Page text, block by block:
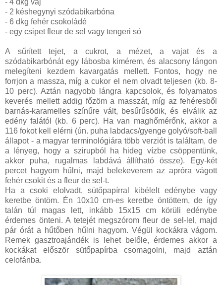
- 4 dkg vaj
- 2 késhegynyi szódabikarbóna
- 6 dkg fehér csokoládé
- egy csipet fleur de sel vagy tengeri só
A sűrített tejet, a cukrot, a mézet, a vajat és a
szódabikarbónát egy lábosba kimérem, és alacsony lángon
melegíteni kezdem kavargatás mellett. Fontos, hogy ne
forrjon a massza, míg a cukor el nem olvadt teljesen (kb. 8-
10 perc). Aztán nagyobb lángra kapcsolok, és folyamatos
keverés mellett addig főzöm a masszát, míg az fehéresből
barnás-karamelles színűre vált, besűrűsödik, és elválik az
edény falától (kb. 6 perc). Ha van maghőmérőnk, akkor a
116 fokot kell elérni (ún. puha labdacs/gyenge golyó/soft-ball
állapot - a magyar terminológiára több verziót is találtam, de
a lényeg, hogy a szirupból ha hideg vízbe csöppentünk,
akkor puha, rugalmas labdává állítható össze). Egy-két
percet hagyom hűlni, majd belekeverem az apróra vágott
fehér csokit és a fleur de sel-t.
Ha a csoki elolvadt, sütőpapírral kibélelt edénybe vagy
keretbe öntöm. Én 10x10 cm-es keretbe öntöttem, de így
talán túl magas lett, inkább 15x15 cm körüli edénybe
érdemes önteni. A tetejét megszórom fleur de sel-lel, majd
pár órát a hűtőben hűlni hagyom. Végül kockákra vágom.
Remek gasztroajándék is lehet belőle, érdemes akkor a
kockákat először sütőpapírba csomagolni, majd aztán
celofánba.